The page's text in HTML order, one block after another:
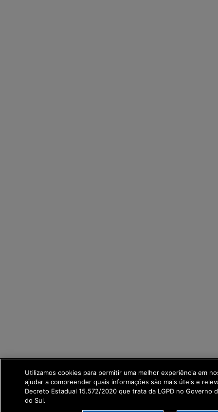
Utilizamos cookies para permitir uma melhor experiência em
ajudar a compreender quais informações são mais úteis e
Decreto Estadual 15.572/2020 que trata da LGPD no Governo
do Sul.